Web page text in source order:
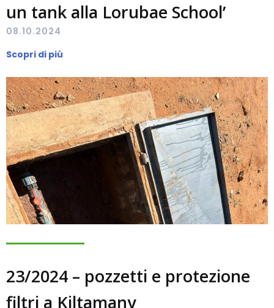
un tank alla Lorubae School’
08.10.2024
Scopri di più
23/2024 – pozzetti e protezione
filtri a Kiltamany